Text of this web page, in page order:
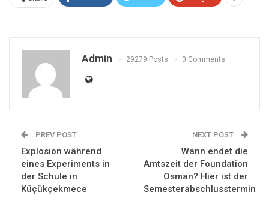
Admin 29279 Posts 0 Comments
PREV POST
Explosion während
eines Experiments in
der Schule in
Küçükçekmece
NEXT POST
Wann endet die
Amtszeit der Foundation
Osman? Hier ist der
Semesterabschlusstermin